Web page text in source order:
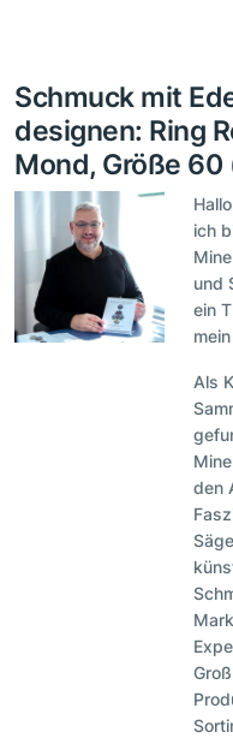
Schmuck mit
designen: Ring
Mond, Größe 60
ich
und
ein
Als
den